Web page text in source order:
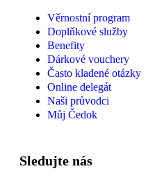
Věrnostní program
Doplňkové služby
Benefity
Dárkové vouchery
Často kladené otázky
Online delegát
Naši průvodci
Můj Čedok
Sledujte nás